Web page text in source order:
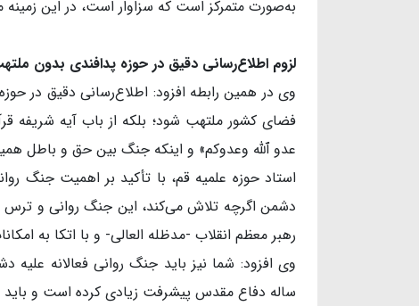
به‌صورت متمرکز است که سزاوار است، در این
لزوم اطلاعرسانی دقیق در حوزه پدافندی بدون
وی در همین رابطه افزود: اطلاع‌رسانی دقیق در
فضای کشور ملتهب شود؛ بلکه از باب آیه شریفه
عدو ٱلله وعدوکم» و اینکه جنگ بین حق و باطل
استاد حوزه علمیه قم، با تأکید بر اهمیت جنگ
دشمن اگرچه تلاش می‌کند، این جنگ روانی و ترس
رهبر معظم انقلاب -مدظله العالی- و با اتکا به
ساله دفاع مقدس پیشرفت زیادی کرده است و باید